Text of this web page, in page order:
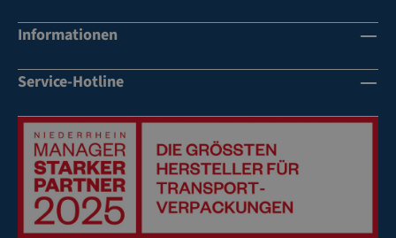
Informationen
Service-Hotline